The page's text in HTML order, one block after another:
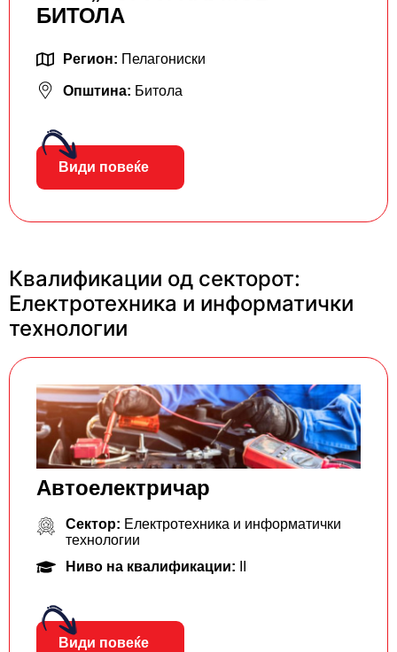
БИТОЛА
Регион: Пелагониски
Општина: Битола
Види повеќе
Квалификации од секторот:
Електротехника и информатички
технологии
Aвтоелектричар
Сектор: Електротехника и информатички
технологии
Ниво на квалификации:
Види повеќе